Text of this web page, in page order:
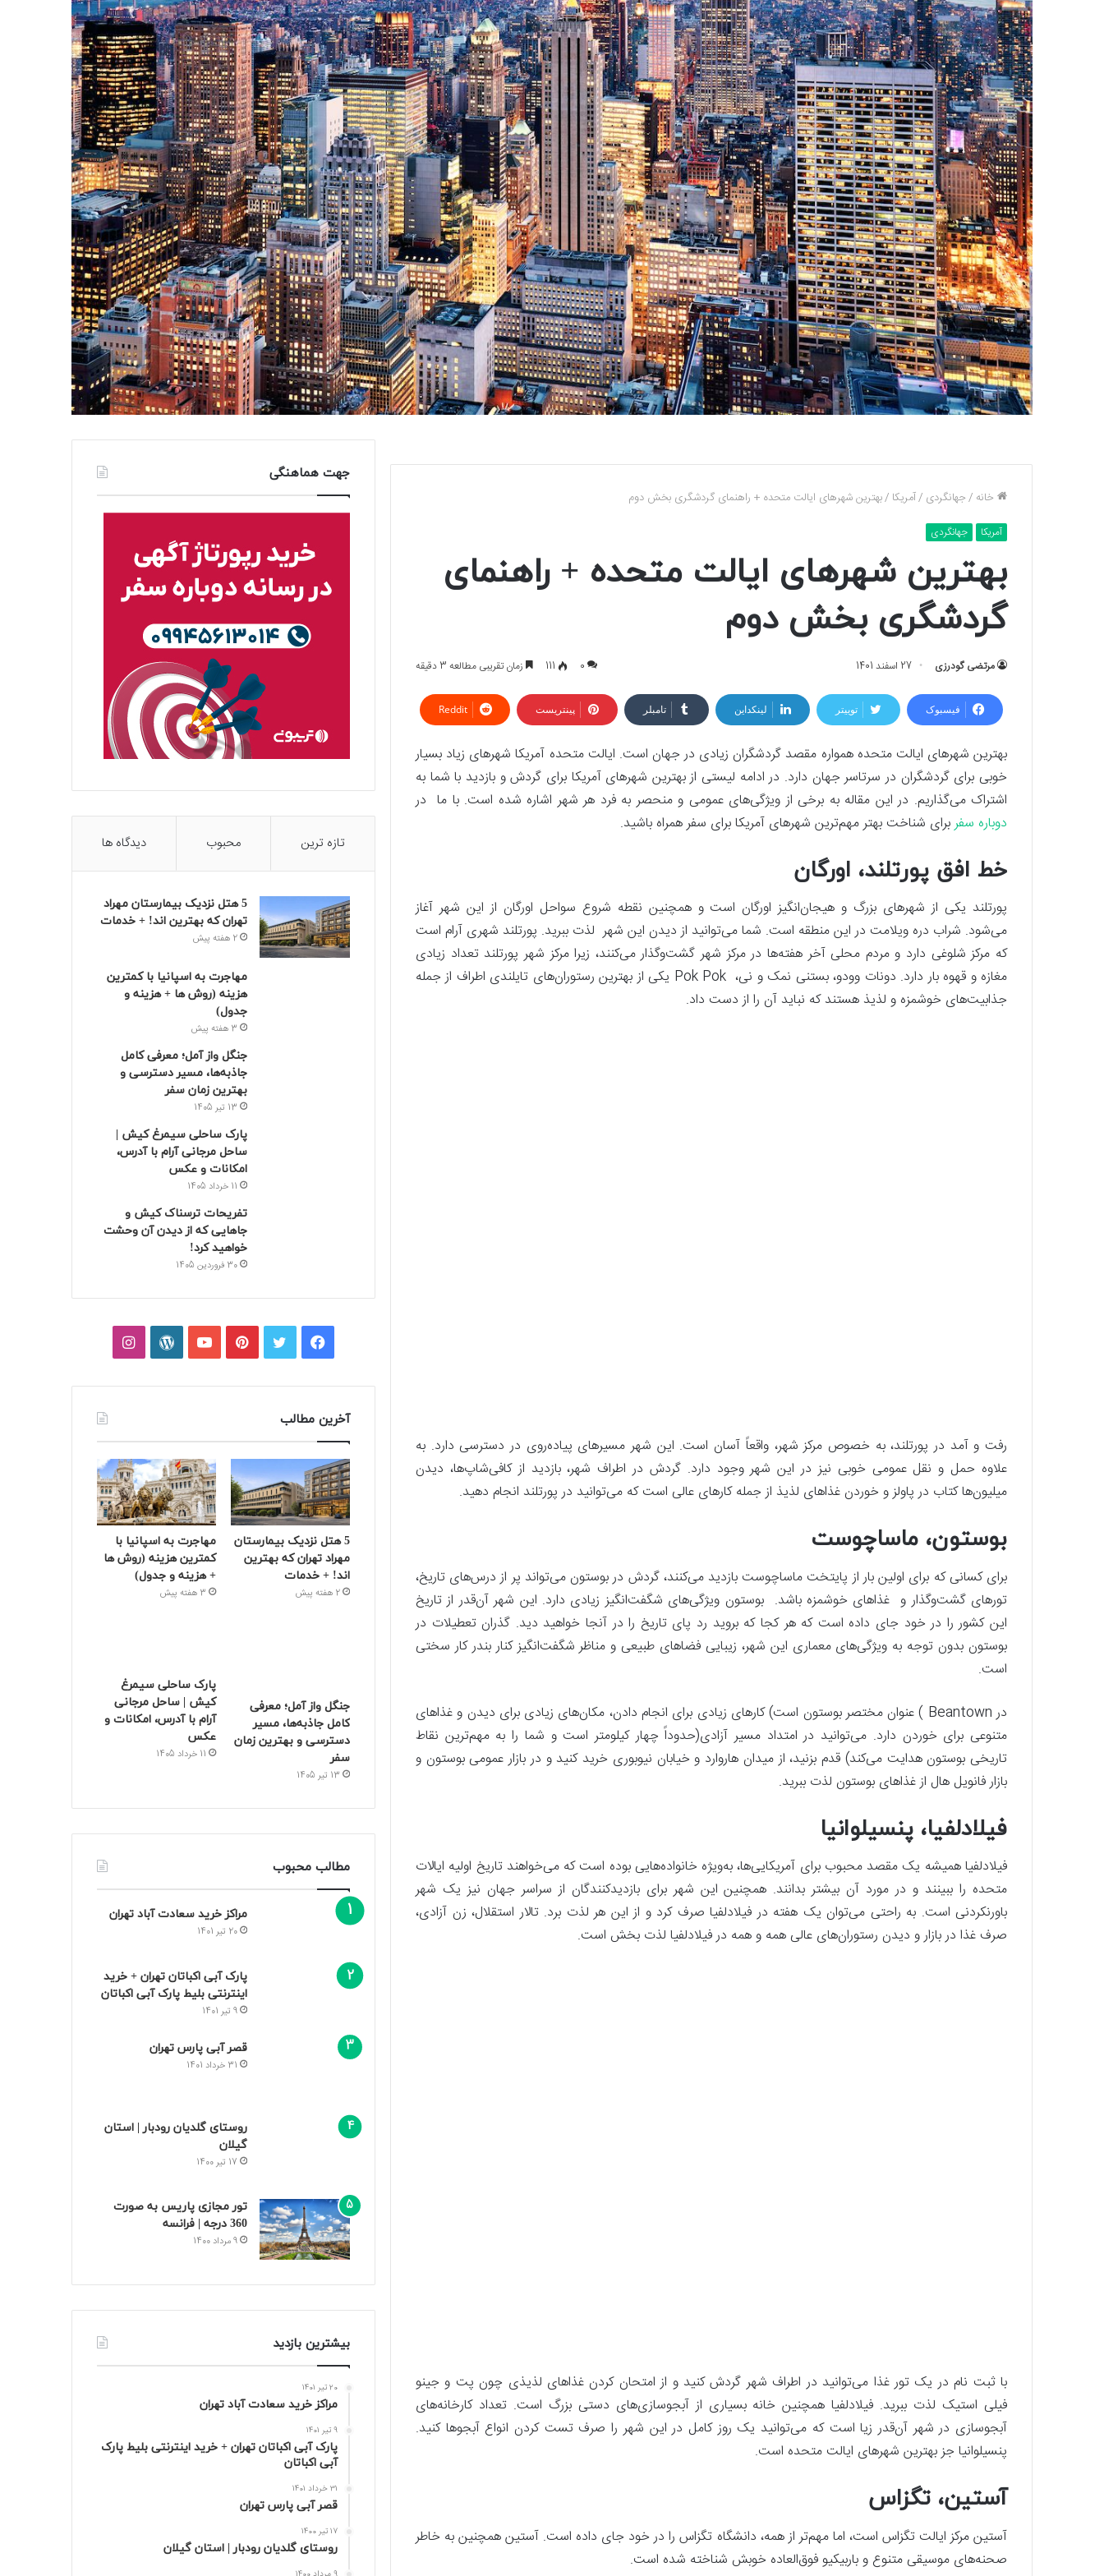
خانه /جهانگردی /آمریکا /بهترین شهرهای ایالت متحده + راهنمای گردشگری بخش دوم
آمریکا جهانگردی
بهترین شهرهای ایالت متحده + راهنمای
گردشگری بخش دوم
مرتضی گودرزی 27 اسفند 1401 0
111 زمان تقریبی مطالعه 3 دقیقه
فیسبوک توییتر لینکداین تامبلر پینتریست Reddit
بهترین شهرهای ایالت متحده همواره مقصد گردشگران زیادی در جهان است. ایالت متحده آمریکا شهرهای زیاد بسیار
خوبی برای گردشگران در سرتاسر جهان دارد. در ادامه لیستی از بهترین شهرهای آمریکا برای گردش و بازدید با شما به
اشتراک می‌گذاریم. در این مقاله به برخی از ویژگی‌های عمومی و منحصر به فرد هر شهر اشاره شده است. با ما در
دوباره سفربرای شناخت بهتر مهم‌ترین شهرهای آمریکا برای سفر همراه باشید.
خط افق پورتلند، اورگان
پورتلند یکی از شهرهای بزرگ و هیجان‌انگیز اورگان است و همچنین نقطه شروع سواحل اورگان از این شهر آغاز
می‌شود. شراب دره ویلامت در این منطقه است. شما می‌توانید از دیدن این شهر لذت ببرید. پورتلند شهری آرام است
که مرکز شلوغی دارد و مردم محلی آخر هفته‌ها در مرکز شهر گشت‌وگذار می‌کنند، زیرا مرکز شهر پورتلند تعداد زیادی
مغازه و قهوه بار دارد. دونات وودو، بستنی نمک و نی، Pok Pok یکی از بهترین رستوران‌های تایلندی اطراف از جمله
جذابیت‌های خوشمزه و لذیذ هستند که نباید آن را از دست داد.
رفت و آمد در پورتلند، به خصوص مرکز شهر، واقعاً آسان است. این شهر مسیرهای پیاده‌روی در دسترسی دارد. به
علاوه حمل و نقل عمومی خوبی نیز در این شهر وجود دارد. گردش در اطراف شهر، بازدید از کافی‌شاپ‌ها، دیدن
میلیون‌ها کتاب در پاولز و خوردن غذاهای لذیذ از جمله کارهای عالی است که می‌توانید در پورتلند انجام دهید.
بوستون، ماساچوست
برای کسانی که برای اولین بار از پایتخت ماساچوست بازدید می‌کنند، گردش در بوستون می‌تواند پر از درس‌های تاریخ،
تورهای گشت‌وگذار و غذاهای خوشمزه باشد. بوستون ویژگی‌های شگفت‌انگیز زیادی دارد. این شهر آن‌قدر از تاریخ
این کشور را در خود جای داده است که هر کجا که بروید رد پای تاریخ را در آنجا خواهید دید. گذران تعطیلات در
بوستون بدون توجه به ویژگی‌های معماری این شهر، زیبایی فضاهای طبیعی و مناظر شگفت‌انگیز کنار بندر کار سختی
است.
در Beantown ) عنوان مختصر بوستون است) کارهای زیادی برای انجام دادن، مکان‌های زیادی برای دیدن و غذاهای
متنوعی برای خوردن دارد. می‌توانید در امتداد مسیر آزادی(حدوداً چهار کیلومتر است و شما را به مهم‌ترین نقاط
تاریخی بوستون هدایت می‌کند) قدم بزنید، از میدان هاروارد و خیابان نیوبوری خرید کنید و در بازار عمومی بوستون و
بازار فانویل هال از غذاهای بوستون لذت ببرید.
فیلادلفیا، پنسیلوانیا
فیلادلفیا همیشه یک مقصد محبوب برای آمریکایی‌ها، به‌ویژه خانواده‌هایی بوده است که می‌خواهند تاریخ اولیه ایالات
متحده را ببینند و در مورد آن بیشتر بدانند. همچنین این شهر برای بازدیدکنندگان از سراسر جهان نیز یک شهر
باورنکردنی است. به راحتی می‌توان یک هفته در فیلادلفیا صرف کرد و از این هر لذت برد. تالار استقلال، زن آزادی،
صرف غذا در بازار و دیدن رستوران‌های عالی همه و همه در فیلادلفیا لذت بخش است.
با ثبت نام در یک تور غذا می‌توانید در اطراف شهر گردش کنید و از امتحان کردن غذاهای لذیذی چون پت و جینو
فیلی استیک لذت ببرید. فیلادلفیا همچنین خانه بسیاری از آبجوسازی‌های دستی بزرگ است. تعداد کارخانه‌های
آبجوسازی در شهر آن‌قدر زیا است که می‌توانید یک روز کامل در این شهر را صرف تست کردن انواع آبجوها کنید.
پنسیلوانیا جز بهترین شهرهای ایالت متحده است.
آستین، تگزاس
آستین مرکز ایالت تگزاس است، اما مهم‌تر از همه، دانشگاه تگزاس را در خود جای داده است. آستین همچنین به خاطر
صحنه‌های موسیقی متنوع و باربیکیو فوق‌العاده خوبش شناخته شده است.
جهت هماهنگی
تازه ترین محبوب دیدگاه ها
5 هتل نزدیک بیمارستان مهراد
تهران که بهترین‌ اند! + خدمات
2 هفته پیش
مهاجرت به اسپانیا با کمترین
هزینه (روش ها + هزینه و
جدول)
3 هفته پیش
جنگل واز آمل؛ معرفی کامل
جاذبه‌ها، مسیر دسترسی و
بهترین زمان سفر
13 تیر 1405
پارک ساحلی سیمرغ کیش |
ساحل مرجانی آرام با آدرس،
امکانات و عکس
11 خرداد 1405
تفریحات ترسناک کیش و
جاهایی که از دیدن آن وحشت
خواهید کرد!
30 فروردین 1405
فیسبوکتوییترپینتریستیوتیوبوردپرساینستاگرام
آخرین مطالب
5 هتل نزدیک بیمارستان
مهراد تهران که بهترین‌
اند! + خدمات
2 هفته پیش
مهاجرت به اسپانیا با
کمترین هزینه (روش ها
+ هزینه و جدول)
3 هفته پیش
جنگل واز آمل؛ معرفی
کامل جاذبه‌ها، مسیر
دسترسی و بهترین زمان
سفر
13 تیر 1405
پارک ساحلی سیمرغ
کیش | ساحل مرجانی
آرام با آدرس، امکانات و
عکس
11 خرداد 1405
مطالب محبوب
مراکز خرید سعادت‌ آباد تهران
20 تیر 1401
پارک آبی اکباتان تهران + خرید
اینترنتی بلیط پارک آبی اکباتان
9 تیر 1401
قصر آبی پارس تهران
31 خرداد 1401
روستای گلدیان رودبار | استان
گیلان
17 تیر 1400
تور مجازی پاریس به صورت
360 درجه | فرانسه
9 مرداد 1400
بیشترین بازدید
20 تیر 1401
مراکز خرید سعادت‌ آباد تهران
9 تیر 1401
پارک آبی اکباتان تهران + خرید اینترنتی بلیط پارک
آبی اکباتان
31 خرداد 1401
قصر آبی پارس تهران
17 تیر 1400
روستای گلدیان رودبار | استان گیلان